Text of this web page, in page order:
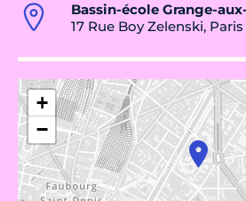
Bassin-école Grange-
17 Rue Boy Zelenski, Paris
+
−